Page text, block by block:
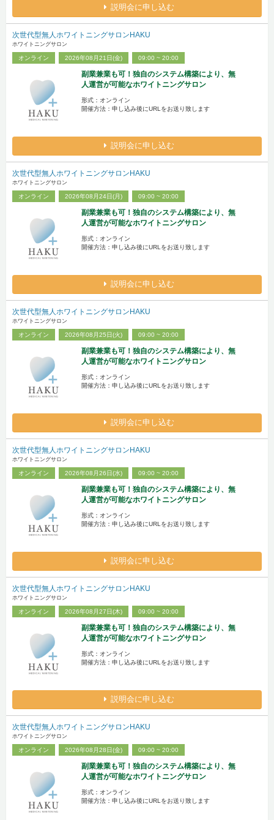
説明会に申し込む
次世代型無人ホワイトニングサロンHAKU
ホワイトニングサロン
オンライン 2026年08月21日(金) 09:00 ~ 20:00
副業兼業も可！独自のシステム構築により、無
人運営が可能なホワイトニングサロン
形式：オンライン
開催方法：申し込み後にURLをお送り致します
説明会に申し込む
次世代型無人ホワイトニングサロンHAKU
ホワイトニングサロン
オンライン 2026年08月24日(月) 09:00 ~ 20:00
副業兼業も可！独自のシステム構築により、無
人運営が可能なホワイトニングサロン
形式：オンライン
開催方法：申し込み後にURLをお送り致します
説明会に申し込む
次世代型無人ホワイトニングサロンHAKU
ホワイトニングサロン
オンライン 2026年08月25日(火) 09:00 ~ 20:00
副業兼業も可！独自のシステム構築により、無
人運営が可能なホワイトニングサロン
形式：オンライン
開催方法：申し込み後にURLをお送り致します
説明会に申し込む
次世代型無人ホワイトニングサロンHAKU
ホワイトニングサロン
オンライン 2026年08月26日(水) 09:00 ~ 20:00
副業兼業も可！独自のシステム構築により、無
人運営が可能なホワイトニングサロン
形式：オンライン
開催方法：申し込み後にURLをお送り致します
説明会に申し込む
次世代型無人ホワイトニングサロンHAKU
ホワイトニングサロン
オンライン 2026年08月27日(木) 09:00 ~ 20:00
副業兼業も可！独自のシステム構築により、無
人運営が可能なホワイトニングサロン
形式：オンライン
開催方法：申し込み後にURLをお送り致します
説明会に申し込む
次世代型無人ホワイトニングサロンHAKU
ホワイトニングサロン
オンライン 2026年08月28日(金) 09:00 ~ 20:00
副業兼業も可！独自のシステム構築により、無
人運営が可能なホワイトニングサロン
形式：オンライン
開催方法：申し込み後にURLをお送り致します